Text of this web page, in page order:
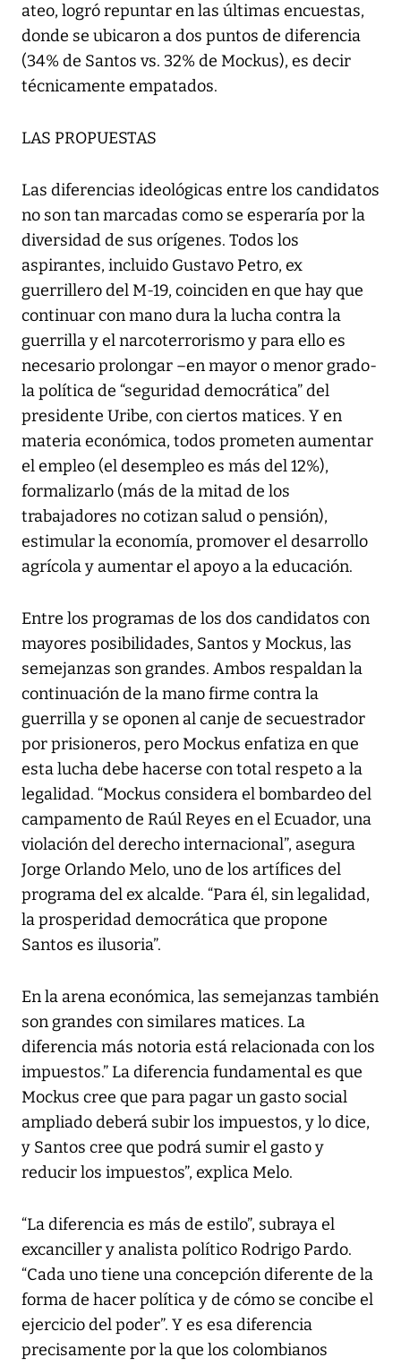
ateo, logró repuntar en las últimas encuestas,
donde se ubicaron a dos puntos de diferencia
(34% de Santos vs. 32% de Mockus), es decir
técnicamente empatados.
LAS PROPUESTAS
Las diferencias ideológicas entre los candidatos
no son tan marcadas como se esperaría por la
diversidad de sus orígenes. Todos los
aspirantes, incluido Gustavo Petro, ex
guerrillero del M-19, coinciden en que hay que
continuar con mano dura la lucha contra la
guerrilla y el narcoterrorismo y para ello es
necesario prolongar –en mayor o menor grado-
la política de “seguridad democrática” del
presidente Uribe, con ciertos matices. Y en
materia económica, todos prometen aumentar
el empleo (el desempleo es más del 12%),
formalizarlo (más de la mitad de los
trabajadores no cotizan salud o pensión),
estimular la economía, promover el desarrollo
agrícola y aumentar el apoyo a la educación.
Entre los programas de los dos candidatos con
mayores posibilidades, Santos y Mockus, las
semejanzas son grandes. Ambos respaldan la
continuación de la mano firme contra la
guerrilla y se oponen al canje de secuestrador
por prisioneros, pero Mockus enfatiza en que
esta lucha debe hacerse con total respeto a la
legalidad. “Mockus considera el bombardeo del
campamento de Raúl Reyes en el Ecuador, una
violación del derecho internacional”, asegura
Jorge Orlando Melo, uno de los artífices del
programa del ex alcalde. “Para él, sin legalidad,
la prosperidad democrática que propone
Santos es ilusoria”.
En la arena económica, las semejanzas también
son grandes con similares matices. La
diferencia más notoria está relacionada con los
impuestos.” La diferencia fundamental es que
Mockus cree que para pagar un gasto social
ampliado deberá subir los impuestos, y lo dice,
y Santos cree que podrá sumir el gasto y
reducir los impuestos”, explica Melo.
“La diferencia es más de estilo”, subraya el
excanciller y analista político Rodrigo Pardo.
“Cada uno tiene una concepción diferente de la
forma de hacer política y de cómo se concibe el
ejercicio del poder”. Y es esa diferencia
precisamente por la que los colombianos